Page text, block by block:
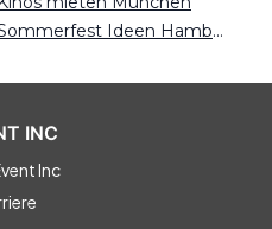
Sommerfest Ideen Hamburg
INC
Inc